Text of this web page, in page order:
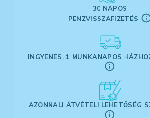
30 NAPOS
PÉNZVISSZAFIZETÉS
INGYENES, 1 MUNKANAPOS
AZONNALI ÁTVÉTELI LEHETŐSÉG